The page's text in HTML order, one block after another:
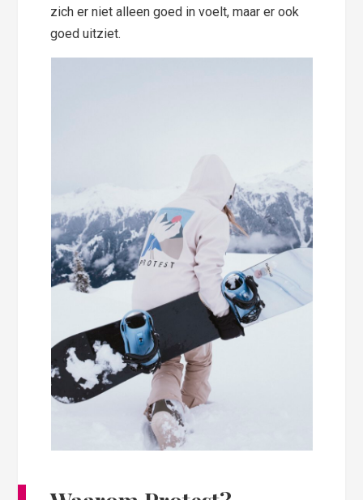
zich er niet alleen goed in voelt, maar er ook
goed uitziet.